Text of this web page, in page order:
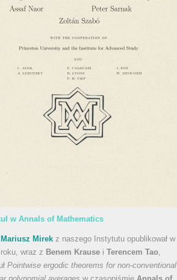
w Annals of Mathematics
Mariusz Mirek z naszego Instytutu opublikował w
wraz z Benem Krause i Terencem Tao
Pointwise ergodic theorems for non-conventional